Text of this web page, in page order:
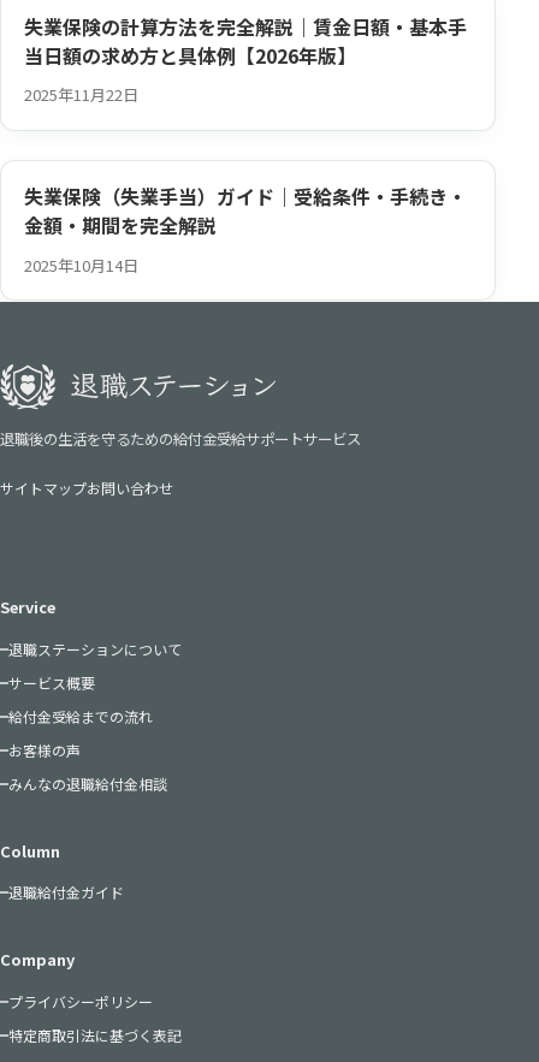
失業保険の計算方法を完全解説｜賃金日額・基本手
当日額の求め方と具体例【2026年版】
2025年11月22日
失業保険（失業手当）ガイド｜受給条件・手続き・
金額・期間を完全解説
2025年10月14日
退職後の生活を守るための給付金受給サポートサービス
サイトマップお問い合わせ
Service
退職ステーションについて
サービス概要
給付金受給までの流れ
お客様の声
みんなの退職給付金相談
Column
退職給付金ガイド
Company
プライバシーポリシー
特定商取引法に基づく表記